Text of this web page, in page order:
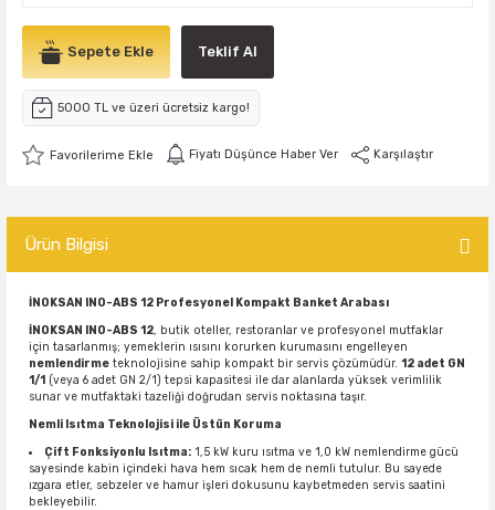
Sepete Ekle Teklif Al
5000 TL ve üzeri ücretsiz kargo!
Fiyatı Düşünce Haber Ver Karşılaştır
Ürün Bilgisi
İNOKSAN INO-ABS 12 Profesyonel Kompakt Banket Arabası
İNOKSAN INO-ABS 12, butik oteller, restoranlar ve profesyonel mutfaklar
için tasarlanmış; yemeklerin ısısını korurken kurumasını engelleyen
nemlendirme teknolojisine sahip kompakt bir servis çözümüdür. 12 adet GN
1/1 (veya 6 adet GN 2/1) tepsi kapasitesi ile dar alanlarda yüksek verimlilik
sunar ve mutfaktaki tazeliği doğrudan servis noktasına taşır.
Nemli Isıtma Teknolojisi ile Üstün Koruma
Çift Fonksiyonlu Isıtma: 1,5 kW kuru ısıtma ve 1,0 kW nemlendirme gücü
sayesinde kabin içindeki hava hem sıcak hem de nemli tutulur. Bu sayede
ızgara etler, sebzeler ve hamur işleri dokusunu kaybetmeden servis saatini
bekleyebilir.